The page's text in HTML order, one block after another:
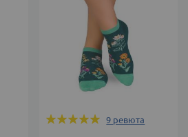
Оценка:
9 ревюта